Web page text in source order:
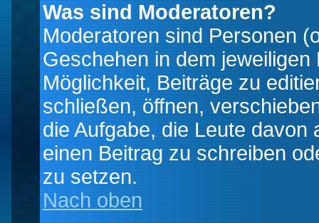
Was sind Moderatoren?
Moderatoren sind Personen
Geschehen in dem
Möglichkeit, Beiträge zu
schließen, öffnen,
die Aufgabe, die Leute
einen Beitrag zu schreiben
zu setzen.
Nach oben